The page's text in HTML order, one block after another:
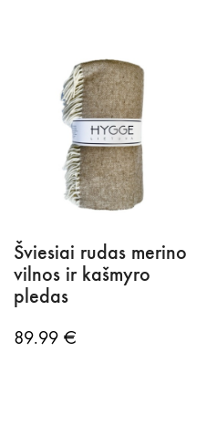
Šviesiai rudas merino
vilnos ir kašmyro
pledas
89.99 €